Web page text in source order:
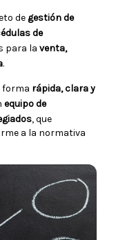
de gestión de
de
para la venta,
.
forma rápida, clara y
equipo de
, que
a la normativa